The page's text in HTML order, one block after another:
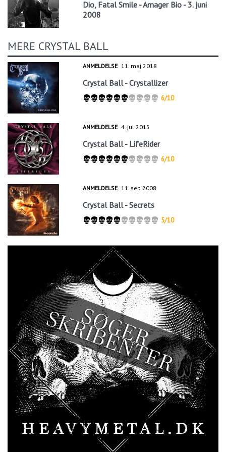
Dio, Fatal Smile - Amager Bio - 3. juni
2008
MERE CRYSTAL BALL
ANMELDELSE 11. maj 2018
Crystal Ball - Crystallizer
6/10
ANMELDELSE 4. jul 2015
Crystal Ball - LifeRider
6/10
ANMELDELSE 11. sep 2008
Crystal Ball - Secrets
5/10